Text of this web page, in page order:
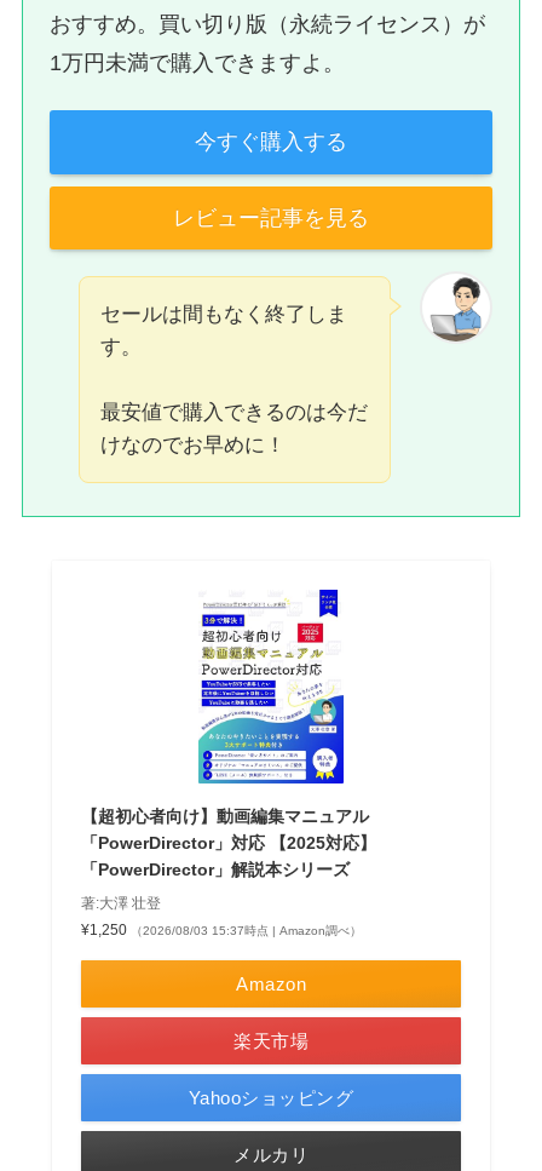
おすすめ。買い切り版（永続ライセンス）が
1万円未満で購入できますよ。
今すぐ購入する
レビュー記事を見る
セールは間もなく終了しま
す。
最安値で購入できるのは今だ
けなのでお早めに！
【超初心者向け】動画編集マニュアル
「PowerDirector」対応 【2025対応】
「PowerDirector」解説本シリーズ
著:大澤 壮登
¥1,250
（2026/08/03 15:37時点 | Amazon調べ）
Amazon
楽天市場
Yahooショッピング
メルカリ